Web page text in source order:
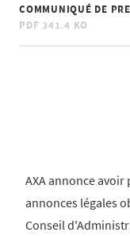
COMMUNIQUÉ DE
PDF 341.4 KO
AXA annonce
annonces légales
Conseil